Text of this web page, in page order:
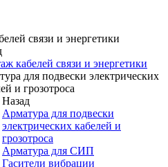
связи и энергетики
кабелей связи и энергетики
для подвески электрических
и грозотроса
Назад
Арматура для подвески
электрических кабелей и
грозотроса
Арматура для СИП
Гасители вибрации